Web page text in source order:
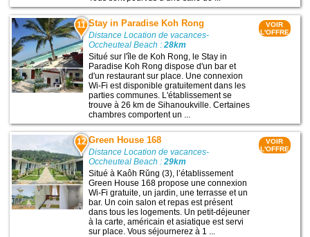
11 Stay in Paradise Koh Rong
Distance Location de vacances-
Occheuteal Beach :28km
Situé sur l'île de Koh Rong, le Stay in
Paradise Koh Rong dispose d'un bar et
d'un restaurant sur place. Une connexion
Wi-Fi est disponible gratuitement dans les
parties communes. L'établissement se
trouve à 26 km de Sihanoukville. Certaines
chambres comportent un ...
VOIR
L'OFFRE
12 Green House 168
Distance Location de vacances-
Occheuteal Beach :29km
Situé à Kaôh Rŭng (3), l’établissement
Green House 168 propose une connexion
Wi-Fi gratuite, un jardin, une terrasse et un
bar. Un coin salon et repas est présent
dans tous les logements. Un petit-déjeuner
à la carte, américain et asiatique est servi
sur place. Vous séjournerez à 1 ...
VOIR
L'OFFRE